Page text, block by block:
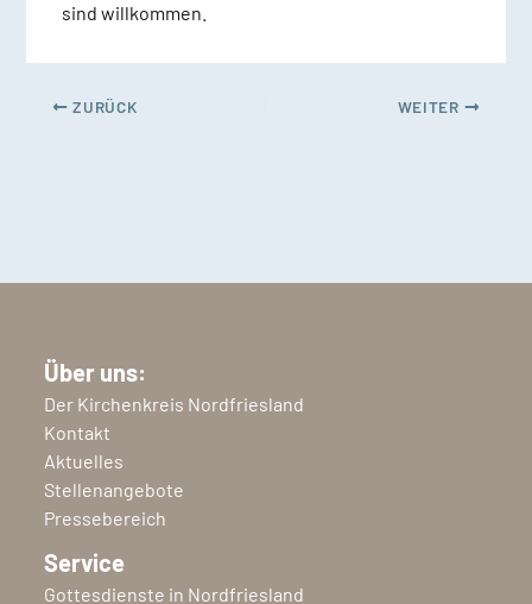
sind willkommen.
ZURÜCK WEITER
Über uns:
Der Kirchenkreis Nordfriesland
Kontakt
Aktuelles
Stellenangebote
Pressebereich
Service
Gottesdienste in Nordfriesland